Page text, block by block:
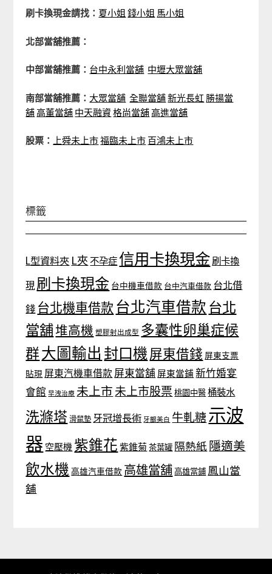
刷卡換現金請找： 夏小姐 錢小姐 馬小姐
北部當舖推薦：
中部當舖推薦： 台中永利當舖 中壢大眾當舖
南部當舖推薦： 大眾當舖 全聯當舖新光長虹 勝揚當
舖高董當舖 中天融資格尚當舖高進當舖
股票： 上舜未上市福臨未上市 百鴻未上市
標籤
L型資料夾 L夾 不孕症 信用卡換現金 刷卡換
現 刷卡換現金 台中機車借款 台中汽車借款 台北借
錢 台北機車借款 台北汽車借款 台北
當舖堆高機 塑膠射出成型 多囊性卵巢症候
群大圖輸出 封口機 屏東借錢 屏東支票
貼現 屏東汽機車借款 屏東當舖 屏東當鋪 新竹婚宴
會館 早洩治療 未上市 未上市股票 桃園中醫 桶裝水
洗滌塔 滑鼠墊 牙冠增長術 牙齦美白 牛軋糖示波
器 空壓機 紫錐花 紫錐菊 茶葉罐 隔熱紙 隱適美
飲水機 高雄汽車借款 高雄當舖 高雄當鋪 鳳山當
舖